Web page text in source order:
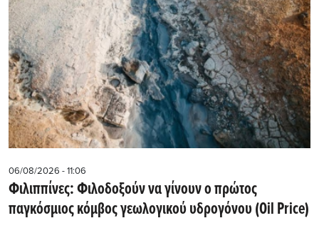
06/08/2026 - 11:06
Φιλιππίνες: Φιλοδοξούν να γίνουν ο πρώτος
παγκόσμιος κόμβος γεωλογικού υδρογόνου (Oil Price)